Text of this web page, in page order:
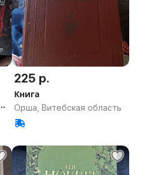
225 р.
Книга
Орша, Витебская область